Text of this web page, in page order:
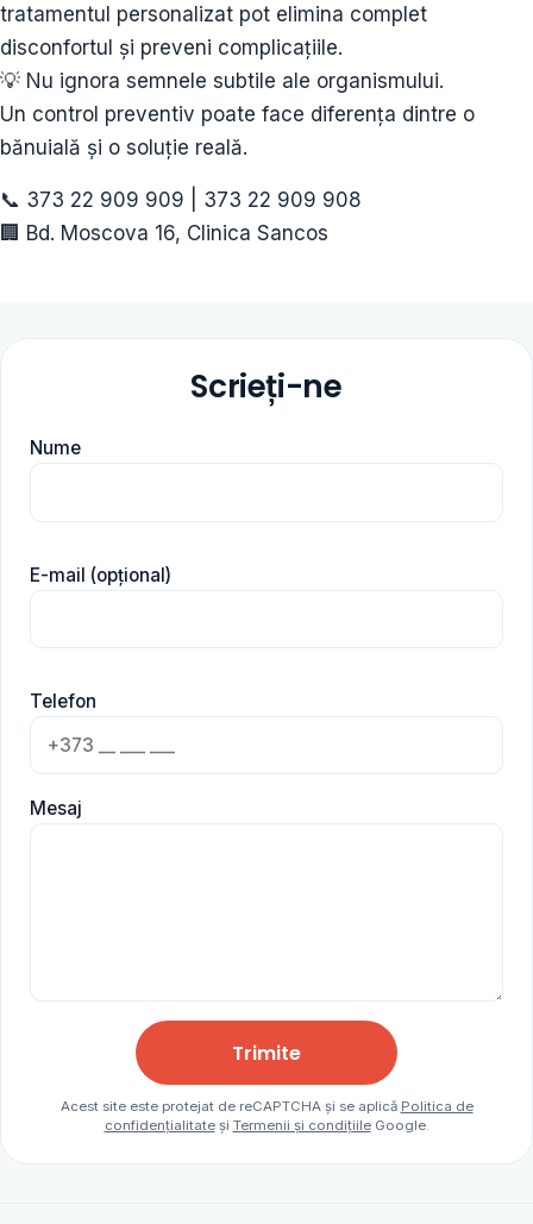
tratamentul personalizat pot elimina complet
disconfortul și preveni complicațiile.
💡 Nu ignora semnele subtile ale organismului.
Un control preventiv poate face diferența dintre o
bănuială și o soluție reală.
📞 373 22 909 909 | 373 22 909 908
🏢 Bd. Moscova 16, Clinica Sancos
Scrieți-ne
Nume
E-mail (opțional)
Telefon
Mesaj
Trimite
Acest site este protejat de reCAPTCHA și se aplică Politica de
confidențialitateși Termenii și condițiileGoogle.